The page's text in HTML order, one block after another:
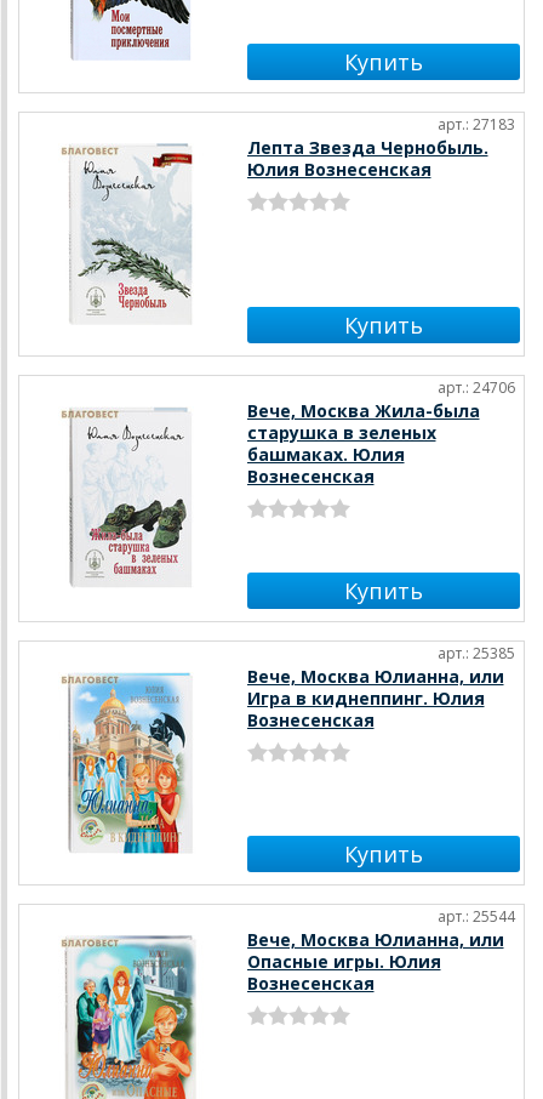
арт.: 27183
Лепта Звезда Чернобыль.
Юлия Вознесенская
арт.: 24706
Вече, Москва Жила-была
старушка в зеленых
башмаках. Юлия
Вознесенская
арт.: 25385
Вече, Москва Юлианна, или
Игра в киднеппинг. Юлия
Вознесенская
арт.: 25544
Вече, Москва Юлианна, или
Опасные игры. Юлия
Вознесенская